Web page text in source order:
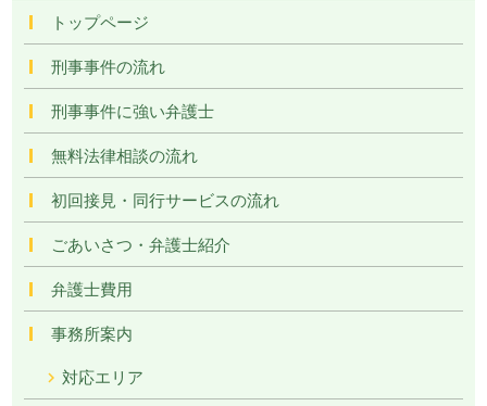
トップページ
刑事事件の流れ
刑事事件に強い弁護士
無料法律相談の流れ
初回接見・同行サービスの流れ
ごあいさつ・弁護士紹介
弁護士費用
事務所案内
対応エリア